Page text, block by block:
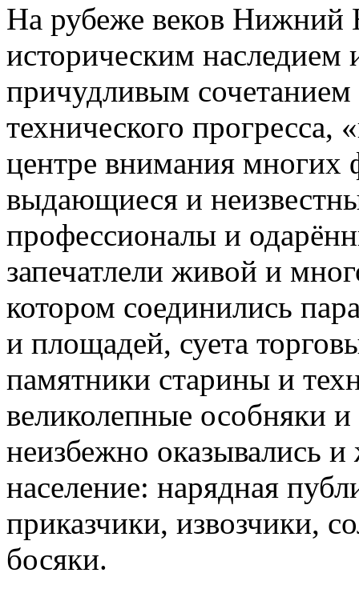
На рубеже веков Нижний
историческим
причудливым
технического прогресса,
центре внимания
выдающиеся и
профессионалы и
запечатлели живой и
котором соединились
и площадей, суета
памятники старины и
великолепные особняки
неизбежно оказывались и
население: нарядная
приказчики, извозчики,
босяки.